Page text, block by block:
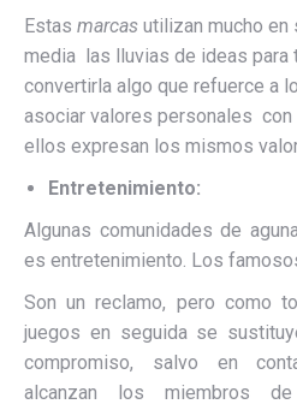
Estas marcas utilizan mucho
media las lluvias de ideas para
convertirla algo que refuerce a
asociar valores personales con
ellos expresan los mismos
Entretenimiento:
Algunas comunidades de
es entretenimiento. Los
Son un reclamo, pero como
juegos en seguida se
compromiso, salvo en
alcanzan los miembros